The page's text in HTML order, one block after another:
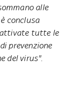
alle
conclusa
attivate tutte le
prevenzione
del virus".